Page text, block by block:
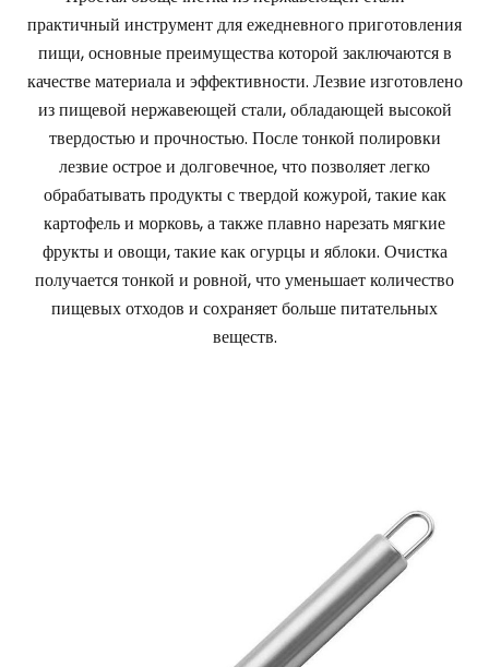
практичный инструмент для ежедневного приготовления
пищи, основные преимущества которой заключаются в
качестве материала и эффективности. Лезвие изготовлено
из пищевой нержавеющей стали, обладающей высокой
твердостью и прочностью. После тонкой полировки
лезвие острое и долговечное, что позволяет легко
обрабатывать продукты с твердой кожурой, такие как
картофель и морковь, а также плавно нарезать мягкие
фрукты и овощи, такие как огурцы и яблоки. Очистка
получается тонкой и ровной, что уменьшает количество
пищевых отходов и сохраняет больше питательных
веществ.